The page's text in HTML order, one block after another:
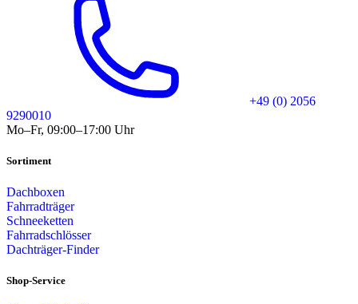
+49 (0) 2056
9290010
Mo–Fr, 09:00–17:00 Uhr
Sortiment
Dachboxen
Fahrradträger
Schneeketten
Fahrradschlösser
Dachträger-Finder
Shop-Service